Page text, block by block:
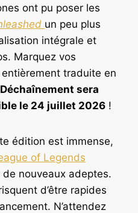
ont pu poser les
un peu plus
intégrale et
Marquez vos
traduite en
sera
le 24 juillet 2026 !
édition est immense,
of Legends
nouveaux adeptes.
d’être rapides
N’attendez